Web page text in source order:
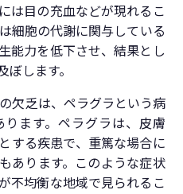
は目の充血などが現れるこ
細胞の代謝に関与している
能力を低下させ、結果とし
します。
欠乏は、ペラグラという病
ます。ペラグラは、皮膚
する疾患で、重篤な場合に
あります。このような症状
不均衡な地域で見られるこ